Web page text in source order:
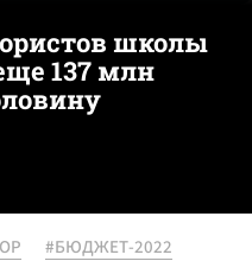
школы
137 млн
#БЮДЖЕТ-2022